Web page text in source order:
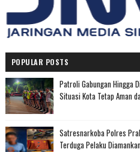
POPULAR POSTS
Patroli Gabungan Hingga
Situasi Kota Tetap Aman
Satresnarkoba Polres
Terduga Pelaku Diamankan